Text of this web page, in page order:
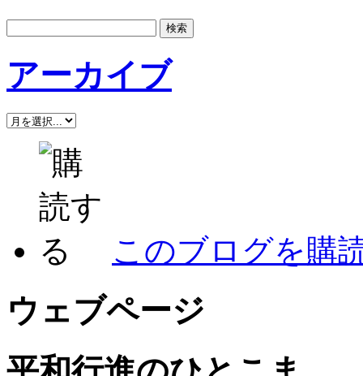
アーカイブ
このブログを購
ウェブページ